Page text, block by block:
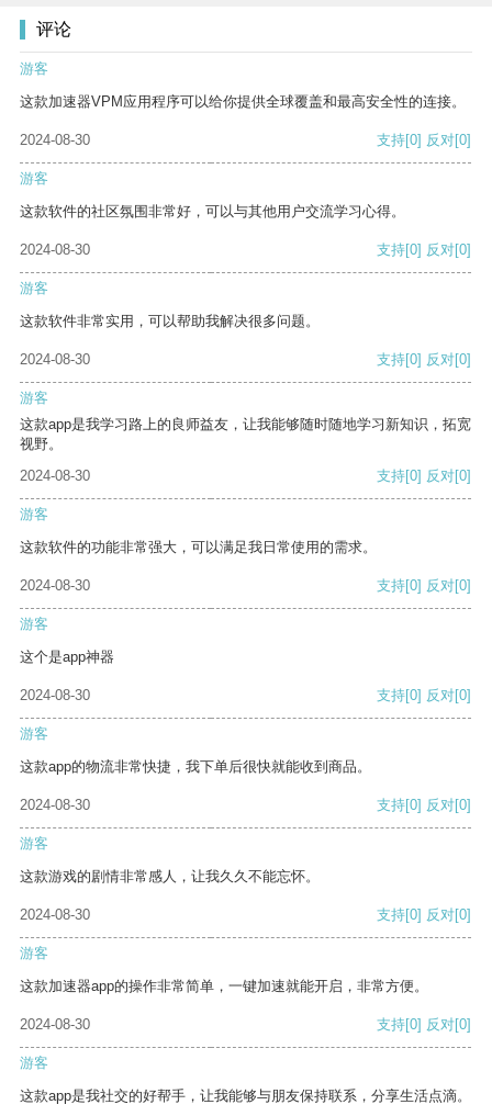
评论
游客
这款加速器VPM应用程序可以给你提供全球覆盖和最高安全性的连接。
2024-08-30 支持[0] 反对[0]
游客
这款软件的社区氛围非常好，可以与其他用户交流学习心得。
2024-08-30 支持[0] 反对[0]
游客
这款软件非常实用，可以帮助我解决很多问题。
2024-08-30 支持[0] 反对[0]
游客
这款app是我学习路上的良师益友，让我能够随时随地学习新知识，拓宽
视野。
2024-08-30
支持[0] 反对[0]
游客
这款软件的功能非常强大，可以满足我日常使用的需求。
2024-08-30 支持[0] 反对[0]
游客
这个是app神器
2024-08-30 支持[0] 反对[0]
游客
这款app的物流非常快捷，我下单后很快就能收到商品。
2024-08-30 支持[0] 反对[0]
游客
这款游戏的剧情非常感人，让我久久不能忘怀。
2024-08-30 支持[0] 反对[0]
游客
这款加速器app的操作非常简单，一键加速就能开启，非常方便。
2024-08-30 支持[0] 反对[0]
游客
这款app是我社交的好帮手，让我能够与朋友保持联系，分享生活点滴。